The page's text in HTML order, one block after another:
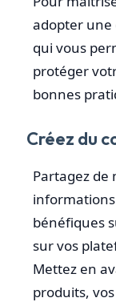
adopter une
qui vous
protéger
bonnes
Créez du
Partagez
bénéfiques
sur vos
Mettez en
produits,